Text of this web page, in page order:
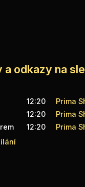
a odkazy na
12:20 Prima
12:20 Prima
12:20 Prima